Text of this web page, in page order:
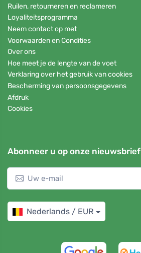
Ruilen, retourneren en reclameren
Loyaliteitsprogramma
Neem contact op met
Voorwaarden en Condities
Over ons
Hoe meet je de lengte van de voet
Verklaring over het gebruik van cookies
Bescherming van persoonsgegevens
Afdruk
Cookies
Abonneer u op onze nieuwsbrief
Nederlands / EUR